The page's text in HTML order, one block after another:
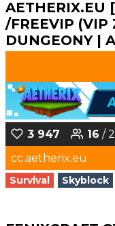
AETHERIX.EU
/FREEVIP (VIP
DUNGEONY |
3 947 16 /
cc.aetherix.eu
Survival Skyblock